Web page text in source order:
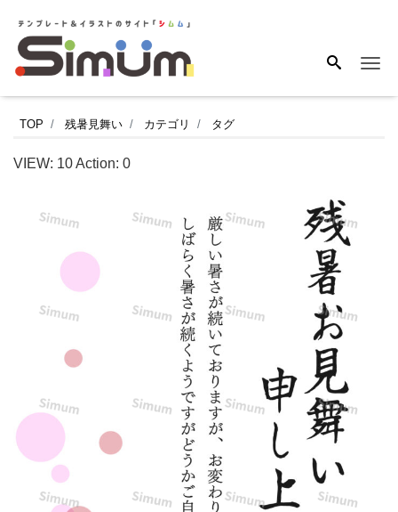
ふ
わ
い
「芙
蓉」
TOP 残暑見舞い カテゴリ タグ
VIEW: 10Action: 0